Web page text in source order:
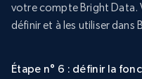
votre compte Bright Data.
définir et à les utiliser dans
Étape n° 6 : définir la